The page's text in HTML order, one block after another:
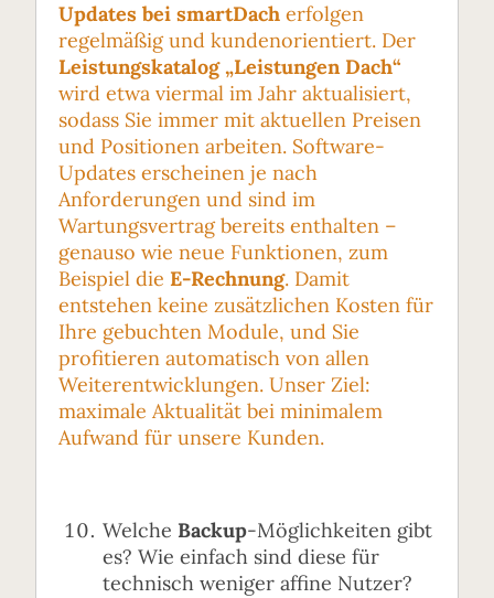
Updates bei smartDach erfolgen
regelmäßig und kundenorientiert. Der
Leistungskatalog „Leistungen Dach“
wird etwa viermal im Jahr aktualisiert,
sodass Sie immer mit aktuellen Preisen
und Positionen arbeiten. Software-
Updates erscheinen je nach
Anforderungen und sind im
Wartungsvertrag bereits enthalten –
genauso wie neue Funktionen, zum
Beispiel die E-Rechnung. Damit
entstehen keine zusätzlichen Kosten für
Ihre gebuchten Module, und Sie
profitieren automatisch von allen
Weiterentwicklungen. Unser Ziel:
maximale Aktualität bei minimalem
Aufwand für unsere Kunden.
Welche Backup-Möglichkeiten gibt
es? Wie einfach sind diese für
technisch weniger affine Nutzer?